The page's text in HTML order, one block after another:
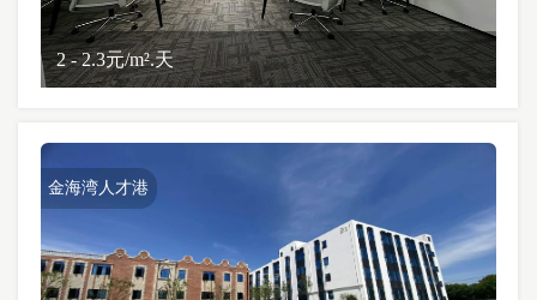
2 - 2.3元/m².天
金海湾人才港